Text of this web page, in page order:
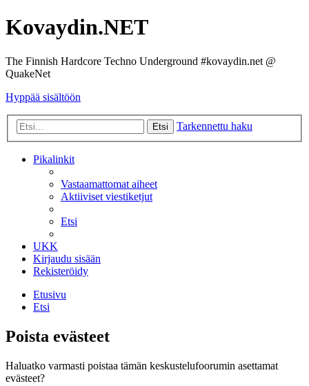
Kovaydin.NET
The Finnish Hardcore Techno Underground #kovaydin.net @
QuakeNet
Hyppää sisältöön
Etsi Tarkennettu haku
Pikalinkit
Vastaamattomat aiheet
Aktiiviset viestiketjut
Etsi
UKK
Kirjaudu sisään
Rekisteröidy
Etusivu
Etsi
Poista evästeet
Haluatko varmasti poistaa tämän keskustelufoorumin asettamat
evästeet?